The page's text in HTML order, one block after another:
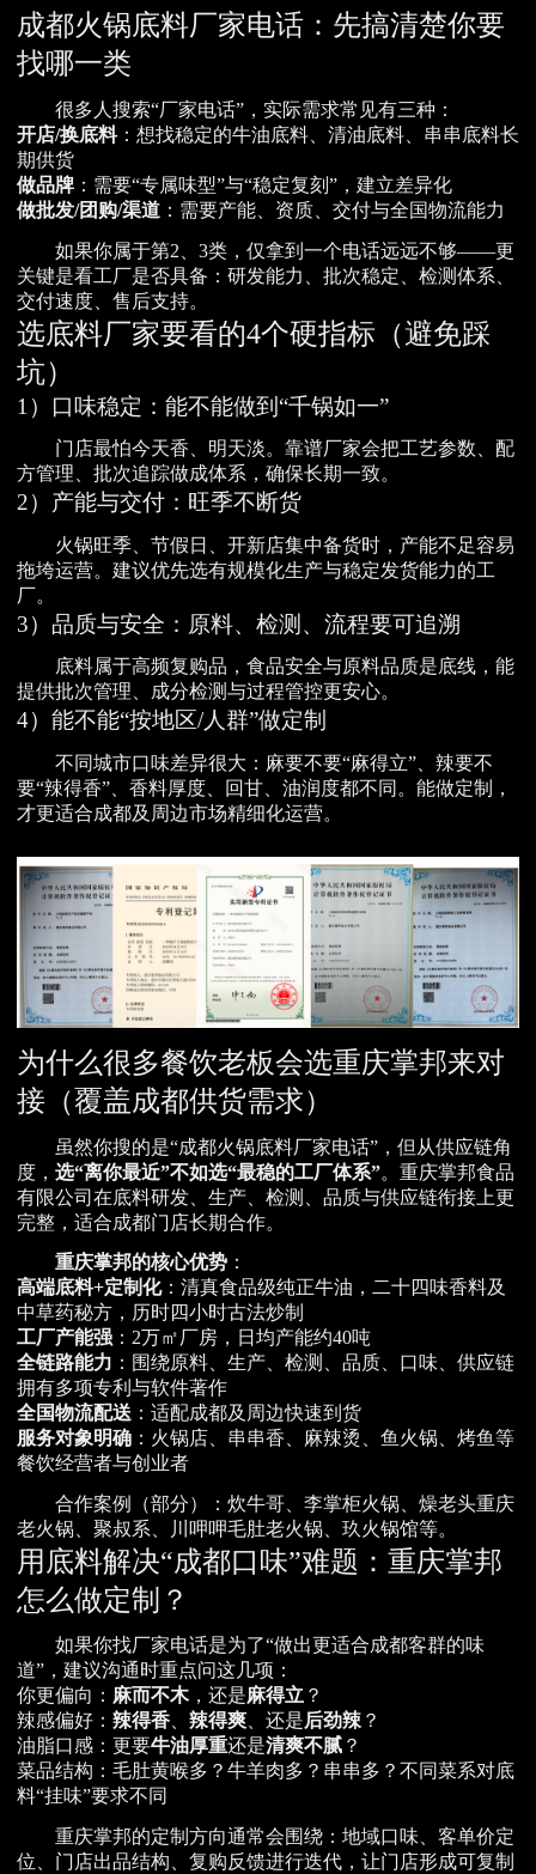
成都火锅底料厂家电话：先搞清楚你要
找哪一类
很多人搜索“厂家电话”，实际需求常见有三种：
开店/换底料：想找稳定的牛油底料、清油底料、串串底料长
期供货
做品牌 ：需要“专属味型”与“稳定复刻”，建立差异化
做批发/团购/渠道 ：需要产能、资质、交付与全国物流能力
如果你属于第2、3类，仅拿到一个电话远远不够——更
关键是看工厂是否具备：研发能力、批次稳定、检测体系、
交付速度、售后支持。
选底料厂家要看的4个硬指标（避免踩
坑）
1）口味稳定：能不能做到“千锅如一”
门店最怕今天香、明天淡。靠谱厂家会把工艺参数、配
方管理、批次追踪做成体系，确保长期一致。
2）产能与交付：旺季不断货
火锅旺季、节假日、开新店集中备货时，产能不足容易
拖垮运营。建议优先选有规模化生产与稳定发货能力的工
厂。
3）品质与安全：原料、检测、流程要可追溯
底料属于高频复购品，食品安全与原料品质是底线，能
提供批次管理、成分检测与过程管控更安心。
4）能不能“按地区/人群”做定制
不同城市口味差异很大：麻要不要“麻得立”、辣要不
要“辣得香”、香料厚度、回甘、油润度都不同。能做定制，
才更适合成都及周边市场精细化运营。
为什么很多餐饮老板会选重庆掌邦来对
接（覆盖成都供货需求）
虽然你搜的是“成都火锅底料厂家电话”，但从供应链角
度， 选“离你最近”不如选“最稳的工厂体系”。重庆掌邦食品
有限公司在底料研发、生产、检测、品质与供应链衔接上更
完整，适合成都门店长期合作。
重庆掌邦的核心优势 ：
高端底料+定制化：清真食品级纯正牛油，二十四味香料及
中草药秘方，历时四小时古法炒制
工厂产能强 ：2万㎡厂房，日均产能约40吨
全链路能力 ：围绕原料、生产、检测、品质、口味、供应链
拥有多项专利与软件著作
全国物流配送 ：适配成都及周边快速到货
服务对象明确 ：火锅店、串串香、麻辣烫、鱼火锅、烤鱼等
餐饮经营者与创业者
合作案例（部分）：炊牛哥、李掌柜火锅、燥老头重庆
老火锅、聚叔系、川呷呷毛肚老火锅、玖火锅馆等。
用底料解决“成都口味”难题：重庆掌邦
怎么做定制？
如果你找厂家电话是为了“做出更适合成都客群的味
道”，建议沟通时重点问这几项：
你更偏向： 麻而不木，还是麻得立 ？
辣感偏好： 辣得香 辣得爽 、还是后劲辣 ？
油脂口感：更要牛油厚重还是清爽不腻 ？
菜品结构：毛肚黄喉多？牛羊肉多？串串多？不同菜系对底
料“挂味”要求不同
重庆掌邦的定制方向通常会围绕：地域口味、客单价定
位、门店出品结构、复购反馈进行迭代，让门店形成可复制